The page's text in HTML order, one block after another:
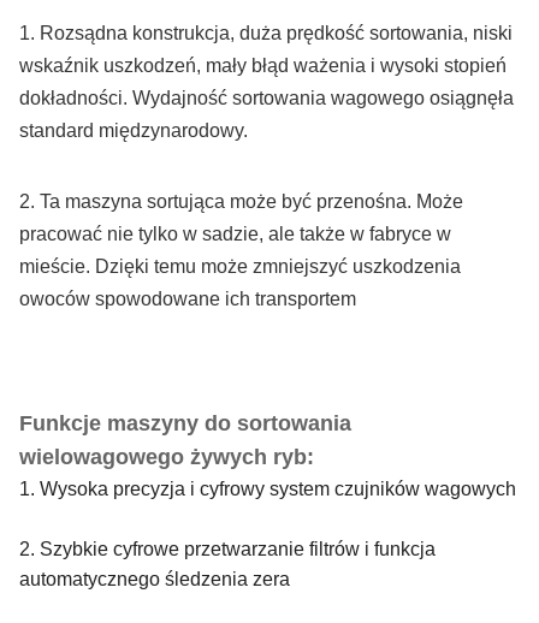
1. Rozsądna konstrukcja, duża prędkość sortowania, niski
wskaźnik uszkodzeń, mały błąd ważenia i wysoki stopień
dokładności. Wydajność sortowania wagowego osiągnęła
standard międzynarodowy.
2. Ta maszyna sortująca może być przenośna. Może
pracować nie tylko w sadzie, ale także w fabryce w
mieście. Dzięki temu może zmniejszyć uszkodzenia
owoców spowodowane ich transportem
Funkcje maszyny do sortowania
wielowagowego żywych ryb:
1. Wysoka precyzja i cyfrowy system czujników wagowych
2. Szybkie cyfrowe przetwarzanie filtrów i funkcja
automatycznego śledzenia zera